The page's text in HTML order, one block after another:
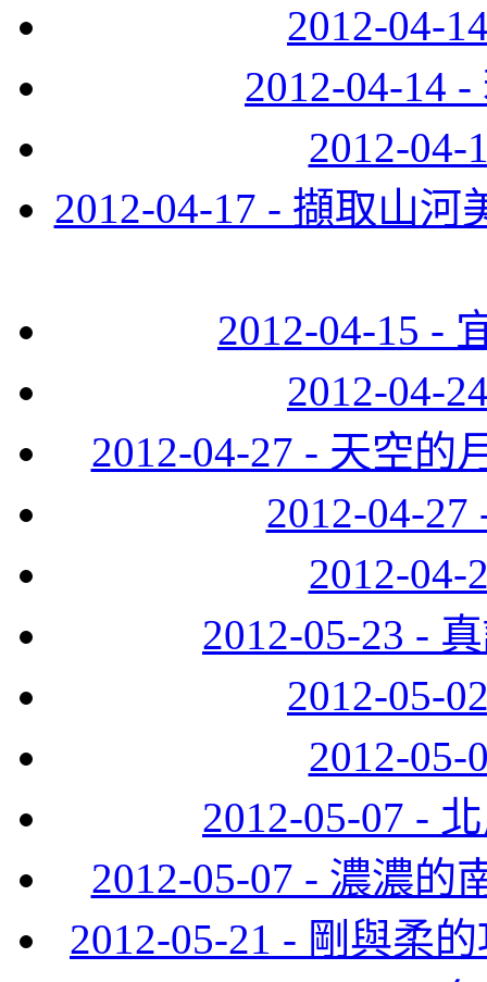
2012-04-
2012-04-14
2012-04-
2012-04-17 - 擷取山
2012-04-15 -
2012-04-
2012-04-27 - 天空的
2012-04-
2012-04-
2012-05-23 -
2012-05-
2012-05-
2012-05-07 -
2012-05-07 - 濃濃的
2012-05-21 - 剛與柔